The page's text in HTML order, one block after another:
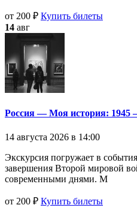
от 200 ₽ Купить билеты
14 авг
Россия — Моя история: 1945
14 августа 2026 в 14:00
Экскурсия погружает в
завершения Второй мировой
современными днями. М
от 200 ₽ Купить билеты